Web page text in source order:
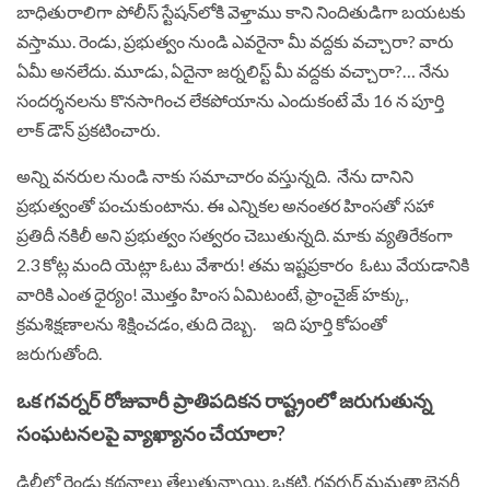
బాధితురాలిగా పోలీస్ స్టేషన్‌లోకి వెళ్తాము కాని నిందితుడిగా బయటకు
వస్తాము. రెండు, ప్రభుత్వం నుండి ఎవరైనా మీ వద్దకు వచ్చారా? వారు
ఏమీ అనలేదు. మూడు, ఏదైనా జర్నలిస్ట్ మీ వద్దకు వచ్చారా?… నేను
సందర్శనలను కొనసాగించ లేకపోయాను ఎందుకంటే మే 16 న పూర్తి
లాక్ డౌన్ ప్రకటించారు.
అన్ని వనరుల నుండి నాకు సమాచారం వస్తున్నది. నేను దానిని
ప్రభుత్వంతో పంచుకుంటాను. ఈ ఎన్నికల అనంతర హింసతో సహా
ప్రతిదీ నకిలీ అని ప్రభుత్వం సత్వరం చెబుతున్నది. మాకు వ్యతిరేకంగా
2.3 కోట్ల మంది యెట్లా ఓటు వేశారు! తమ ఇష్టప్రకారం ఓటు వేయడానికి
వారికి ఎంత ధైర్యం! మొత్తం హింస ఏమిటంటే, ఫ్రాంచైజ్ హక్కు,
క్రమశిక్షణాలను శిక్షించడం, తుది దెబ్బ. ఇది పూర్తి కోపంతో
జరుగుతోంది.
ఒక గవర్నర్ రోజువారీ ప్రాతిపదికన రాష్ట్రంలో జరుగుతున్న
సంఘటనలపై వ్యాఖ్యానం చేయాలా?
ఢిల్లీలో రెండు కథనాలు తేలుతున్నాయి. ఒకటి, గవర్నర్ మమతా బెనర్జీ